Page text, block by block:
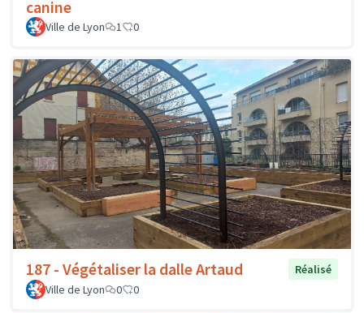
canine
Ville de Lyon 1 0
187 - Végétaliser la dalle Artaud
Réalisé
Ville de Lyon
0 0